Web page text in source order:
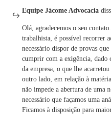
Equipe Jácome Advocacia
Olá, agradecemos o seu
trabalhista, é possível recorrer
necessário dispor de provas
cumprir com a exigência, dado
da empresa, o que lhe
outro lado, em relação à
não impede a abertura de uma
necessário que façamos uma
Ficamos à disposição para